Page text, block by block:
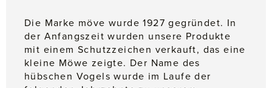
Die Marke möve wurde 1927 gegründet. In
der Anfangszeit wurden unsere Produkte
mit einem Schutzzeichen verkauft, das eine
kleine Möwe zeigte. Der Name des
hübschen Vogels wurde im Laufe der